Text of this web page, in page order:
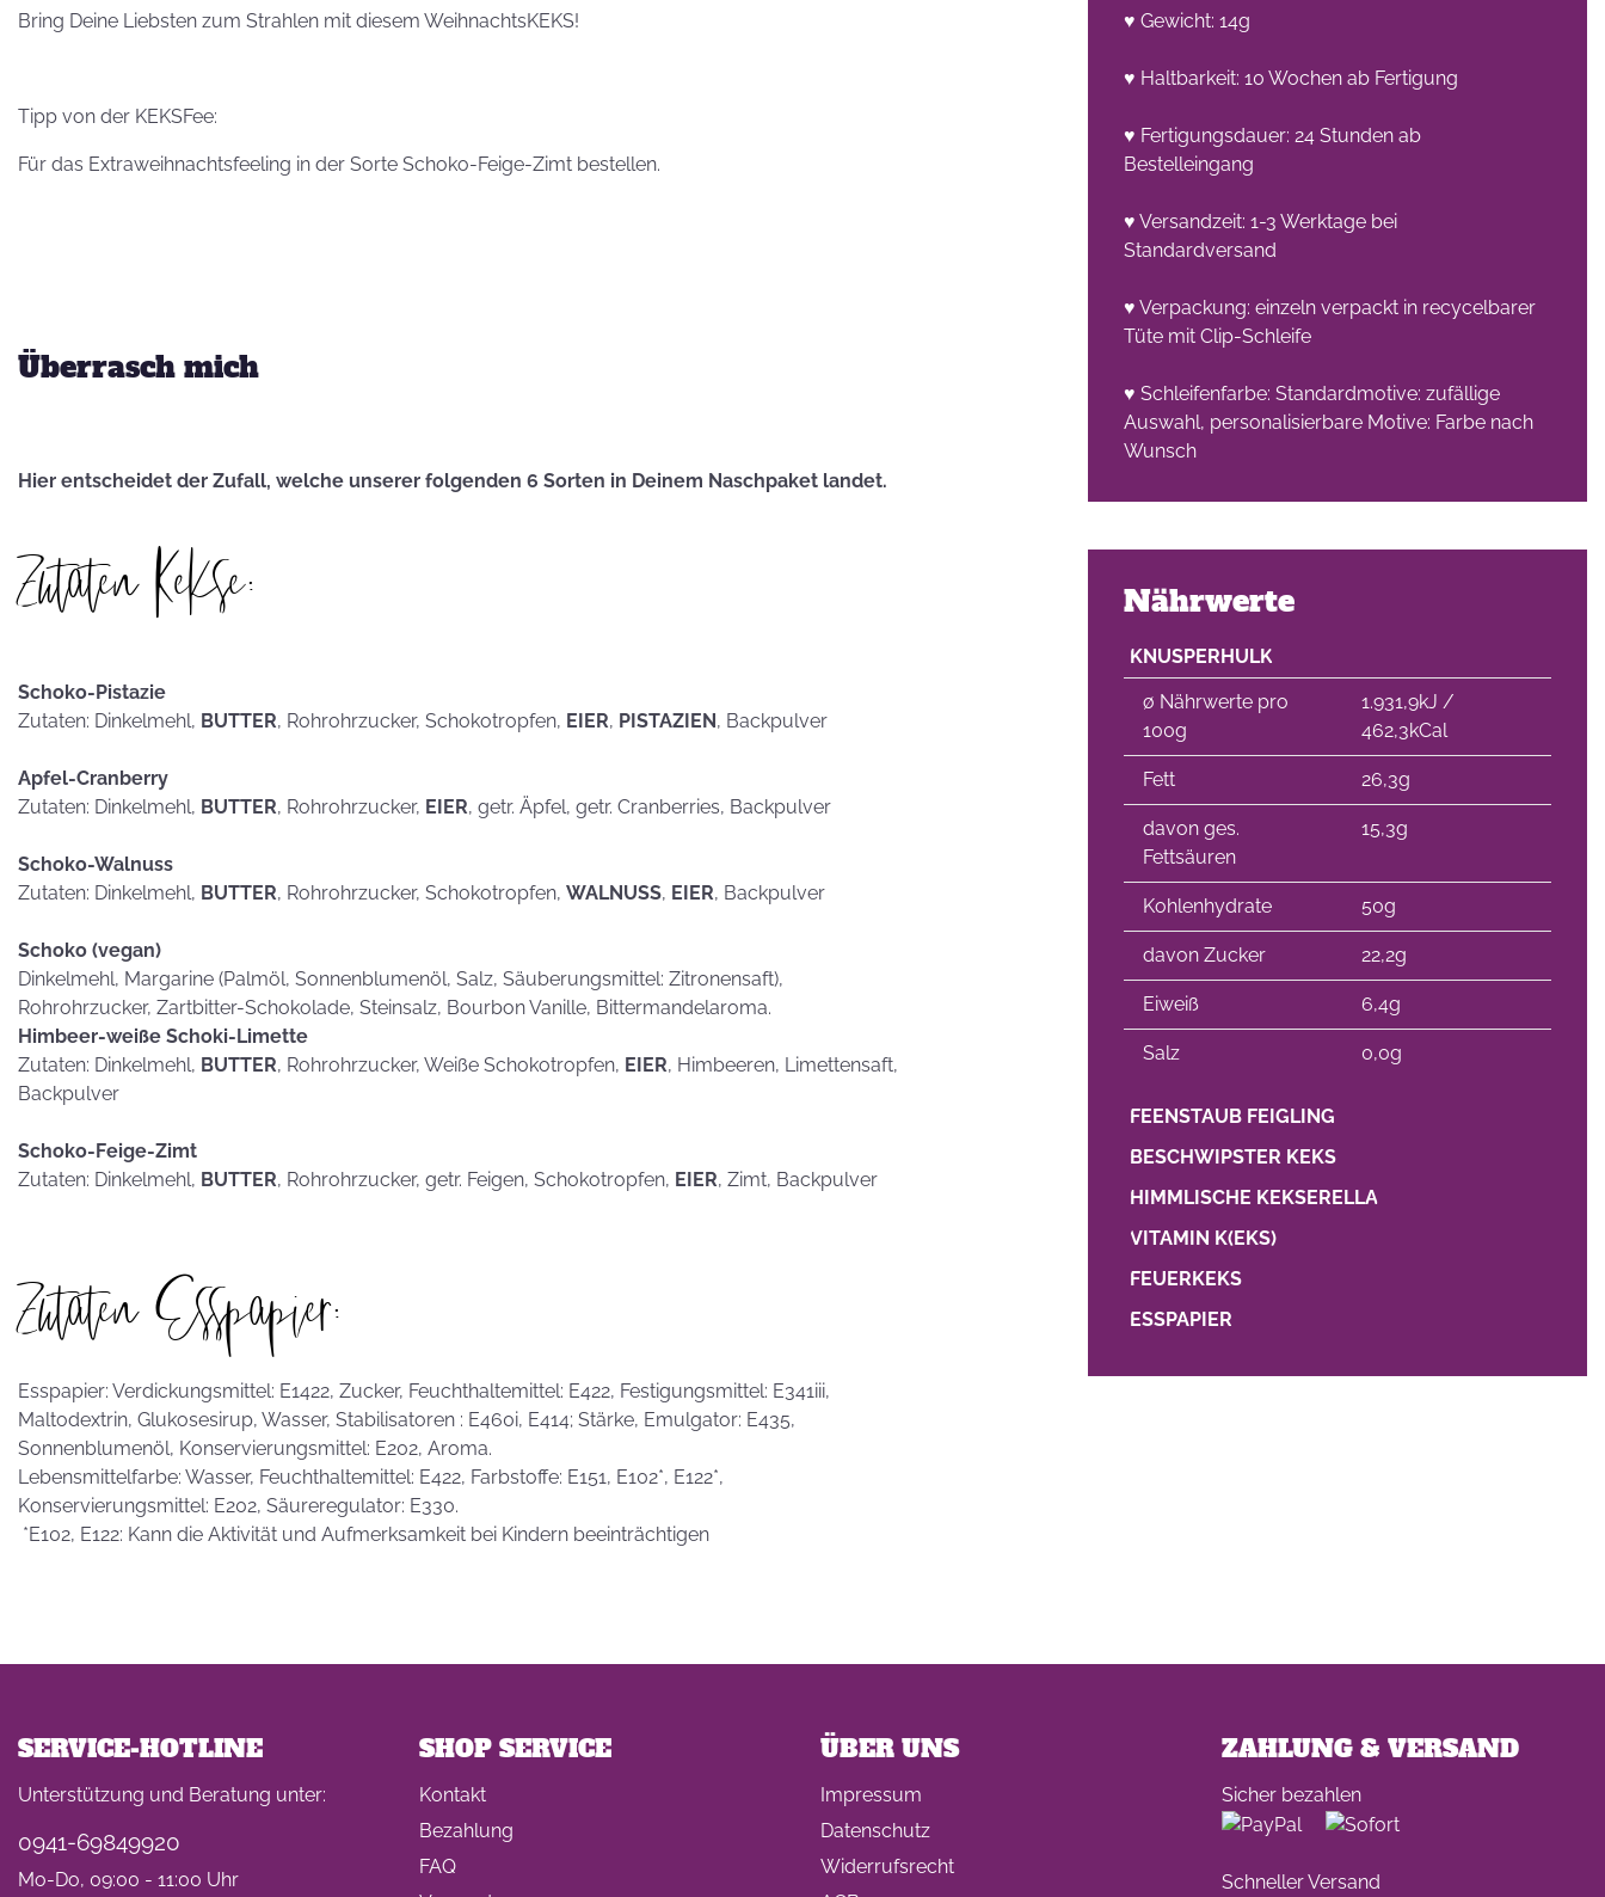
KEKSRekorde
Postkarten?
Bring Deine Liebsten zum Strahlen mit diesem WeihnachtsKEKS!
Tipp von der KEKSFee:
Für das Extraweihnachtsfeeling in der Sorte Schoko-Feige-Zimt bestellen.
Überrasch mich
Hier entscheidet der Zufall, welche unserer folgenden 6 Sorten in Deinem Naschpaket landet.
Zutaten Kekse:
Schoko-Pistazie
Zutaten: Dinkelmehl, BUTTER, Rohrohrzucker, Schokotropfen, EIER, PISTAZIEN, Backpulver
Apfel-Cranberry
Zutaten: Dinkelmehl, BUTTER, Rohrohrzucker, EIER, getr. Äpfel, getr. Cranberries, Backpulver
Schoko-Walnuss
Zutaten: Dinkelmehl, BUTTER, Rohrohrzucker, Schokotropfen, WALNUSS, EIER, Backpulver
Schoko (vegan)
Dinkelmehl, Margarine (Palmöl, Sonnenblumenöl, Salz, Säuberungsmittel: Zitronensaft),
Rohrohrzucker, Zartbitter-Schokolade, Steinsalz, Bourbon Vanille, Bittermandelaroma.
Himbeer-weiße Schoki-Limette
Zutaten: Dinkelmehl, BUTTER, Rohrohrzucker, Weiße Schokotropfen, EIER, Himbeeren, Limettensaft,
Backpulver
Schoko-Feige-Zimt
Zutaten: Dinkelmehl, BUTTER, Rohrohrzucker, getr. Feigen, Schokotropfen, EIER, Zimt, Backpulver
Zutaten Esspapier:
Esspapier: Verdickungsmittel: E1422, Zucker, Feuchthaltemittel: E422, Festigungsmittel: E341iii,
Maltodextrin, Glukosesirup, Wasser, Stabilisatoren : E460i, E414; Stärke, Emulgator: E435,
Sonnenblumenöl, Konservierungsmittel: E202, Aroma.
Lebensmittelfarbe: Wasser, Feuchthaltemittel: E422, Farbstoffe: E151, E102*, E122*,
Konservierungsmittel: E202, Säureregulator: E330.
*E102, E122: Kann die Aktivität und Aufmerksamkeit bei Kindern beeinträchtigen
♥ Gewicht: 14g
♥ Haltbarkeit: 10 Wochen ab Fertigung
♥ Fertigungsdauer: 24 Stunden ab
Bestelleingang
♥ Versandzeit: 1-3 Werktage bei
Standardversand
♥ Verpackung: einzeln verpackt in recycelbarer
Tüte mit Clip-Schleife
♥ Schleifenfarbe: Standardmotive: zufällige
Auswahl, personalisierbare Motive: Farbe nach
Wunsch
Nährwerte
KNUSPERHULK
∅ Nährwerte pro
100g
1.931,9kJ /
462,3kCal
Fett 26,3g
davon ges.
Fettsäuren
15,3g
Kohlenhydrate 50g
davon Zucker 22,2g
Eiweiß 6,4g
Salz 0,0g
FEENSTAUB FEIGLING
BESCHWIPSTER KEKS
HIMMLISCHE KEKSERELLA
VITAMIN K(EKS)
FEUERKEKS
ESSPAPIER
SERVICE-HOTLINE
Unterstützung und Beratung unter:
0941-69849920
Mo-Do, 09:00 - 11:00 Uhr
SHOP SERVICE
Kontakt
Bezahlung
FAQ
ÜBER UNS
Impressum
Datenschutz
Widerrufsrecht
ZAHLUNG & VERSAND
Sicher bezahlen
Schneller Versand